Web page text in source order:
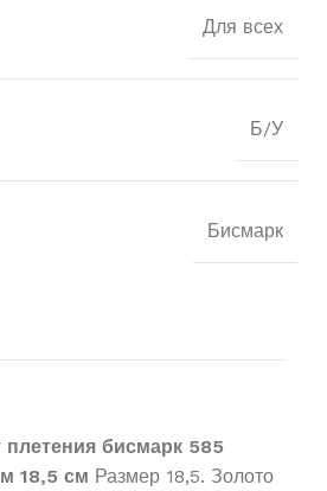
Для всех
Б/У
Бисмарк
бисмарк 585
18,5 см Размер 18,5. Золото